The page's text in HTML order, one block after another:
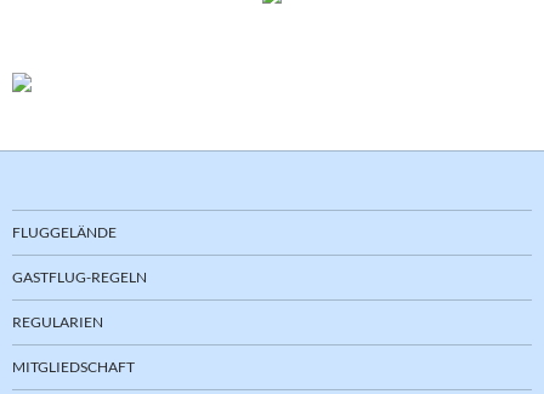
FLUGGELÄNDE
GASTFLUG-REGELN
REGULARIEN
MITGLIEDSCHAFT